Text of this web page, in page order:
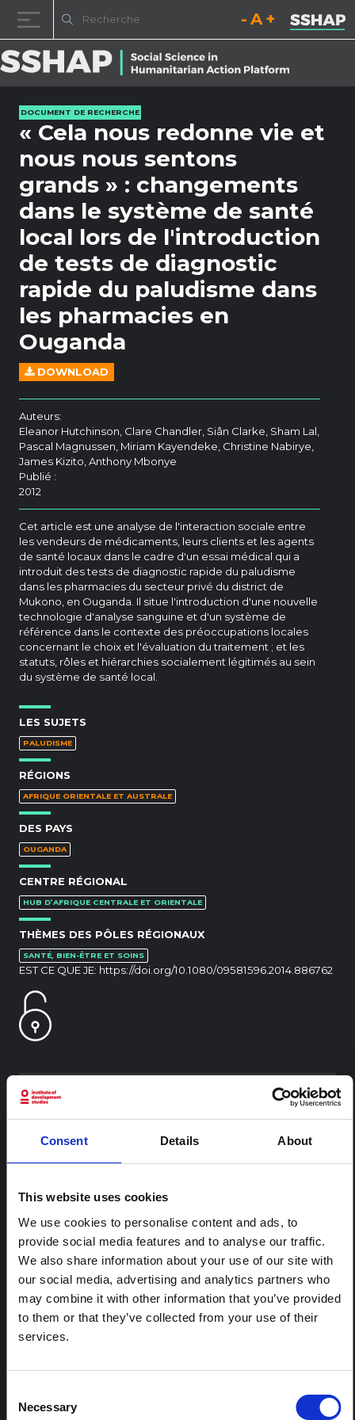
Consent Details About
This website uses cookies
We use cookies to personalise content and ads, to
provide social media features and to analyse our traffic.
We also share information about your use of our site with
our social media, advertising and analytics partners who
may combine it with other information that you’ve provided
to them or that they’ve collected from your use of their
services.
Selection
Necessary
Diminuez la taille de la
Réinitialisez la
DOCUMENT DE RECHERCHE
« Cela nous redonne vie et
nous nous sentons
grands » : changements
dans le système de santé
local lors de l'introduction
de tests de diagnostic
rapide du paludisme dans
les pharmacies en
Ouganda
DOWNLOAD
Auteurs:
Eleanor Hutchinson, Clare Chandler, Siân Clarke, Sham Lal,
Pascal Magnussen, Miriam Kayendeke, Christine Nabirye,
James Kizito, Anthony Mbonye
Publié :
2012
Cet article est une analyse de l'interaction sociale entre
les vendeurs de médicaments, leurs clients et les agents
de santé locaux dans le cadre d'un essai médical qui a
introduit des tests de diagnostic rapide du paludisme
dans les pharmacies du secteur privé du district de
Mukono, en Ouganda. Il situe l'introduction d'une nouvelle
technologie d'analyse sanguine et d'un système de
référence dans le contexte des préoccupations locales
concernant le choix et l'évaluation du traitement ; et les
statuts, rôles et hiérarchies socialement légitimés au sein
du système de santé local.
LES SUJETS
PALUDISME
RÉGIONS
AFRIQUE ORIENTALE ET AUSTRALE
DES PAYS
OUGANDA
CENTRE RÉGIONAL
HUB D’AFRIQUE CENTRALE ET ORIENTALE
THÈMES DES PÔLES RÉGIONAUX
SANTÉ, BIEN-ÊTRE ET SOINS
EST CE QUE JE: https://doi.org/10.1080/09581596.2014.886762
CONTENU ASSOCIÉ
ARTICLE
Note contextuelle : Pratiques
pour l'Ituri ", un réseau informel principalement animé
par des chercheurs en sciences sociales qui fournissent
des informations contextuelles pour la réponse à
l'épidémie d'Ebola à Bundibugyo dans l'Ituri, à l'est de
la RDC. Cette note développe les…
HAL Sciences ouvertes
2026
ARTICLE
Cette note fournit un contexte sur la province de l'Ituri,